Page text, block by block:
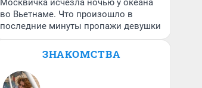
Москвичка исчезла ночью у океана
во Вьетнаме. Что произошло в
последние минуты пропажи девушки
ЗНАКОМСТВА